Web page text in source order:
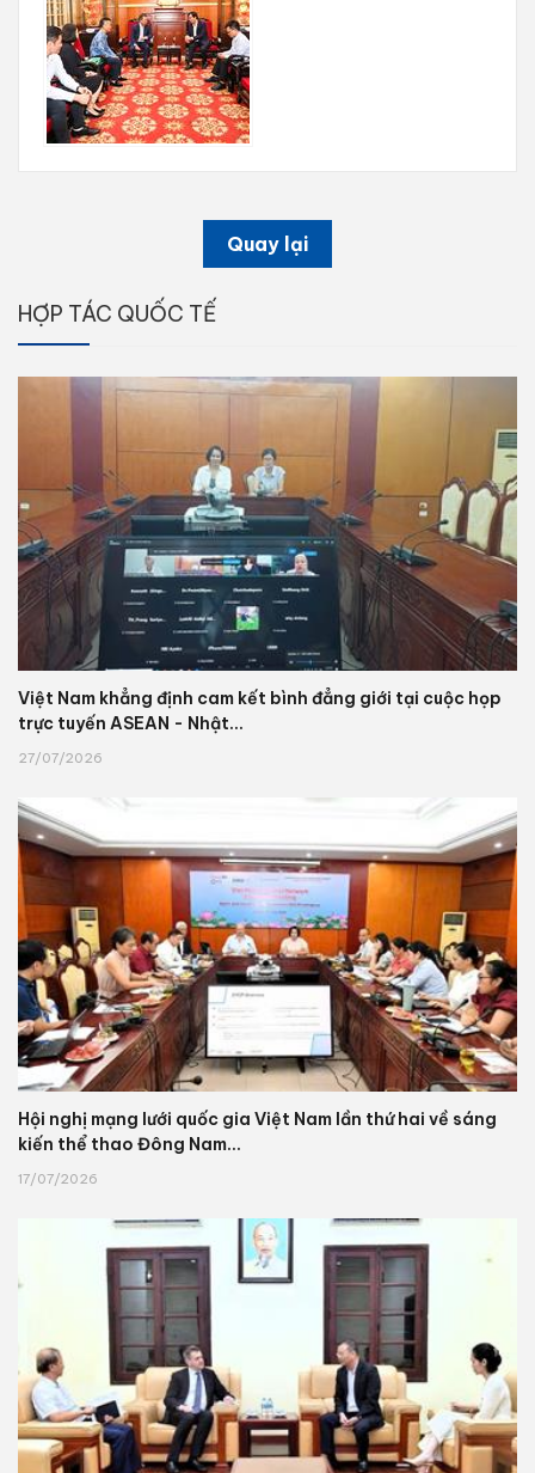
Quay lại
HỢP TÁC QUỐC TẾ
Việt Nam khẳng định cam kết bình đẳng giới tại cuộc họp
trực tuyến ASEAN - Nhật...
27/07/2026
Hội nghị mạng lưới quốc gia Việt Nam lần thứ hai về sáng
kiến thể thao Đông Nam...
17/07/2026